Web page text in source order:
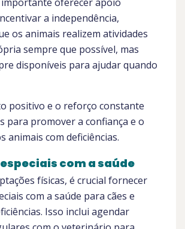
a independência,
os animais realizem atividades
sempre que possível, mas
disponíveis para ajudar quando
positivo e o reforço constante
para promover a confiança e o
animais com deficiências.
com a saúde
físicas, é crucial fornecer
com a saúde para cães e
Isso inclui agendar